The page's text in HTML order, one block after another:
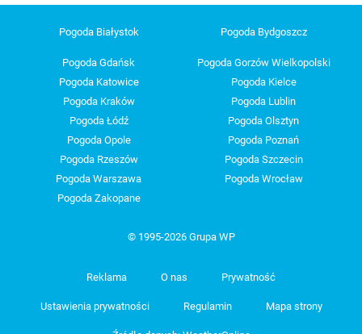
Pogoda Białystok Pogoda Bydgoszcz
Pogoda Gdańsk
Pogoda Gorzów Wielkopolski
Pogoda Katowice
Pogoda Kielce
Pogoda Kraków
Pogoda Lublin
Pogoda Łódź
Pogoda Olsztyn
Pogoda Opole
Pogoda Poznań
Pogoda Rzeszów
Pogoda Szczecin
Pogoda Warszawa
Pogoda Wrocław
Pogoda Zakopane
© 1995-2026 Grupa WP
Reklama O nas Prywatność
Ustawienia prywatności Regulamin Mapa strony